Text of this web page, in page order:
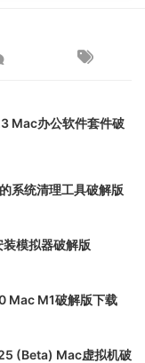
Mac办公软件套件破
系统清理工具破解版
模拟器破解版
M1破解版下载
(Beta) Mac虚拟机破